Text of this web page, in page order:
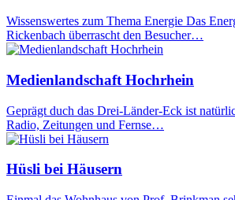
Wissenswertes zum Thema Energie Das
Rickenbach überrascht den Besucher…
Medienlandschaft Hochrhein
Geprägt duch das Drei-Länder-Eck ist
Radio, Zeitungen und Fernse…
Hüsli bei Häusern